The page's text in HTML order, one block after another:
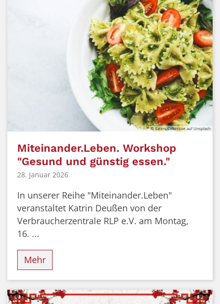
© Eaters Collective auf Unsplash
Miteinander.Leben. Workshop
"Gesund und günstig essen."
28. Januar 2026
In unserer Reihe "Miteinander.Leben"
veranstaltet Katrin Deußen von der
Verbraucherzentrale RLP e.V. am Montag,
16. ...
Mehr